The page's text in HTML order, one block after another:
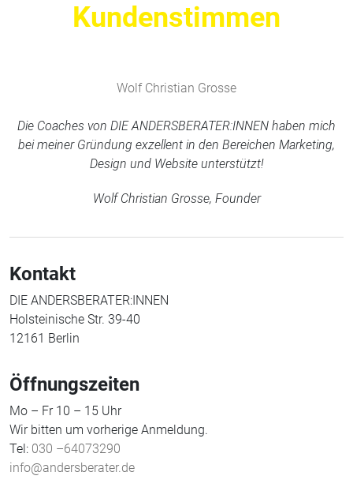
Kundenstimmen
Wolf Christian Grosse
Die Coaches von DIE ANDERSBERATER:INNEN haben mich
bei meiner Gründung exzellent in den Bereichen Marketing,
Design und Website unterstützt!
Wolf Christian Grosse, Founder
Kontakt
DIE ANDERSBERATER:INNEN
Holsteinische Str. 39-40
12161 Berlin
Öffnungszeiten
Mo – Fr 10 – 15 Uhr
Wir bitten um vorherige Anmeldung.
Tel: 030 –64073290
info@andersberater.de